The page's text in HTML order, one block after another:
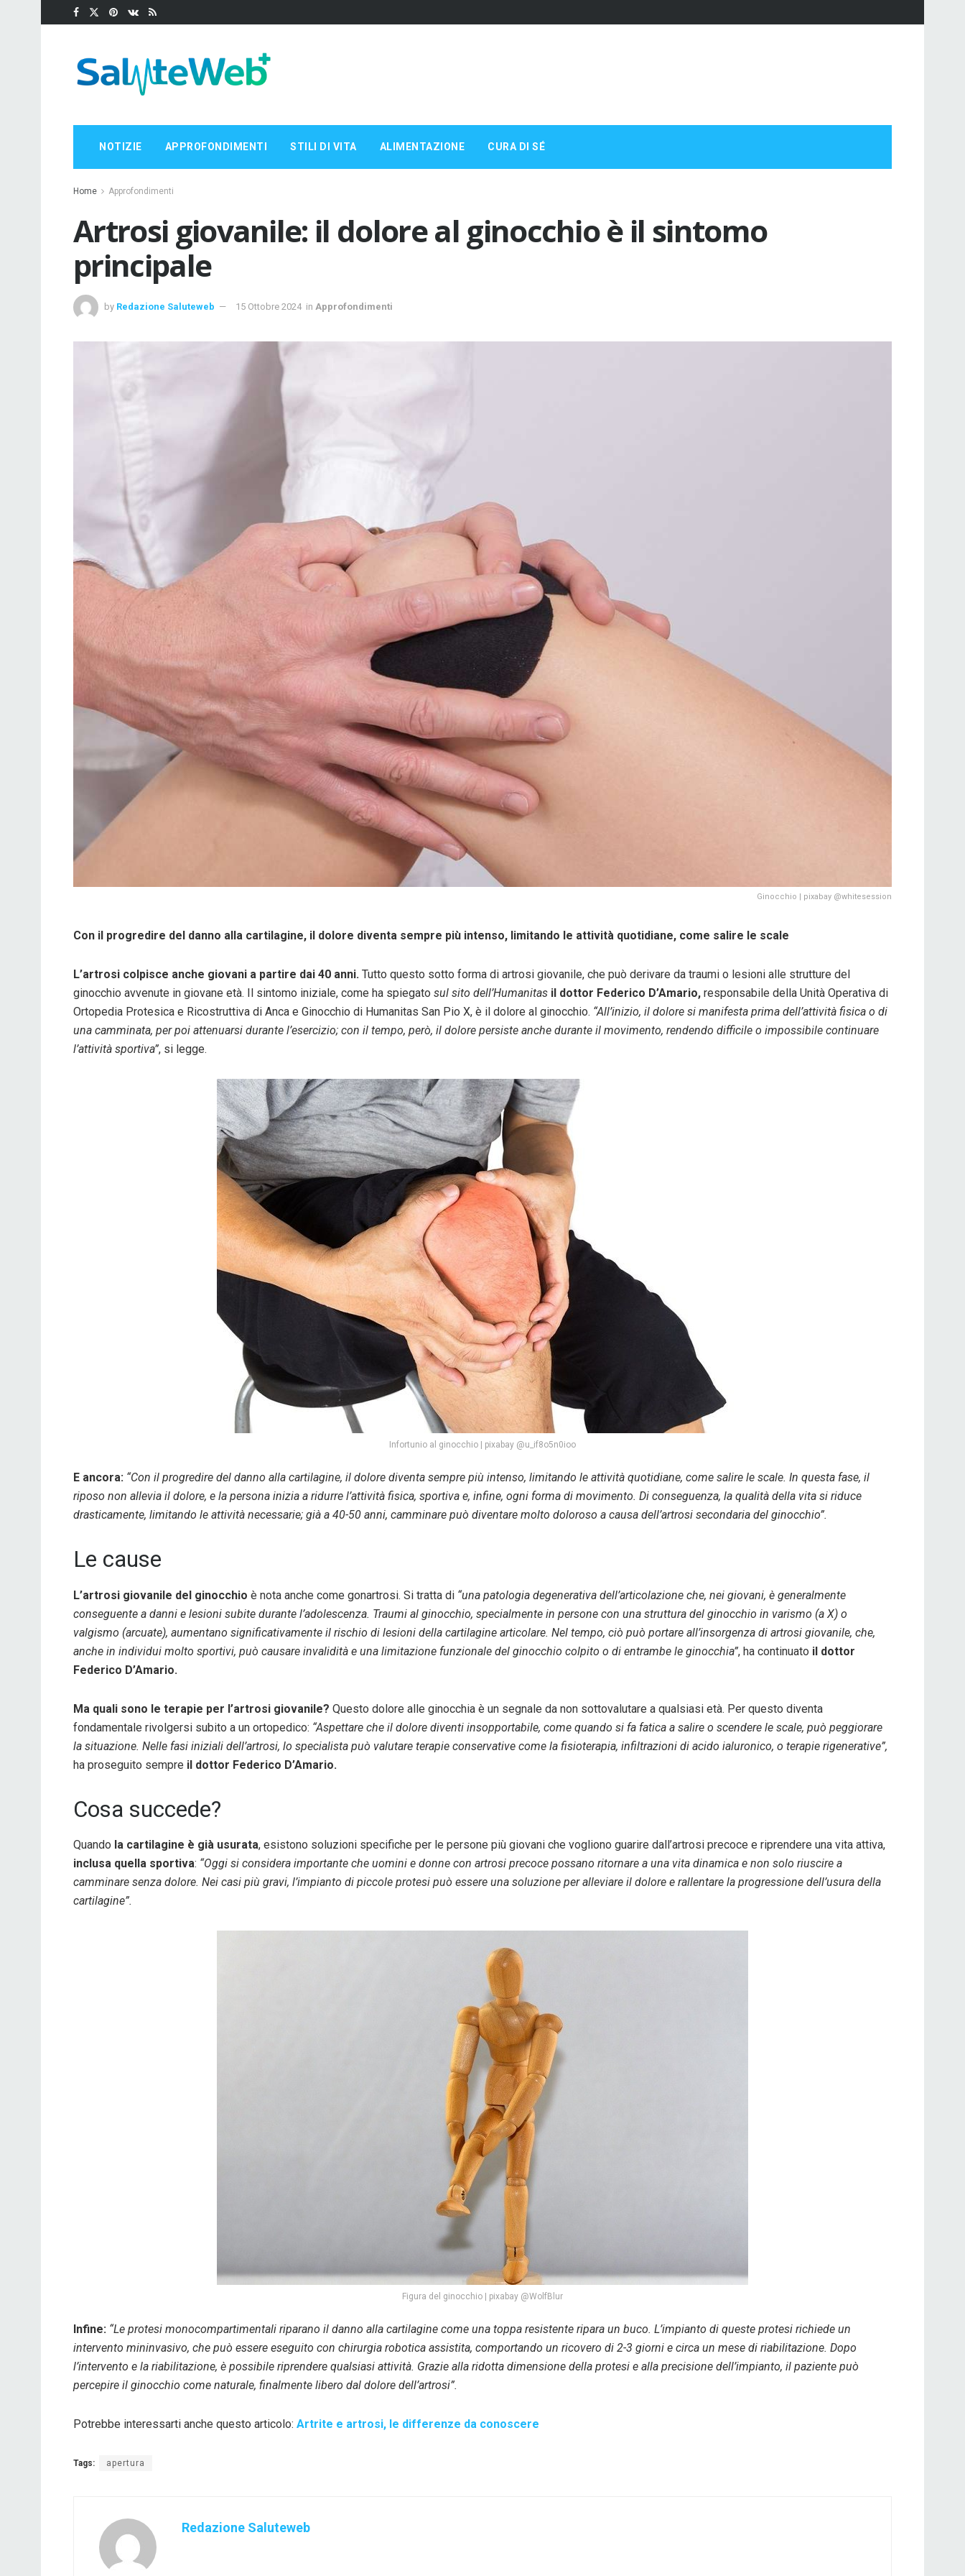
NOTIZIE APPROFONDIMENTI STILI DI VITA ALIMENTAZIONE CURA DI SÉ
Home Approfondimenti
Artrosi giovanile: il dolore al ginocchio è il sintomo
principale
by Redazione Saluteweb 15 Ottobre 2024 in Approfondimenti
Ginocchio | pixabay @whitesession
Con il progredire del danno alla cartilagine, il dolore diventa sempre più intenso, limitando le attività quotidiane, come salire le scale
L’artrosi colpisce anche giovani a partire dai 40 anni. Tutto questo sotto forma di artrosi giovanile, che può derivare da traumi o lesioni alle strutture del
ginocchio avvenute in giovane età. Il sintomo iniziale, come ha spiegato sul sito dell’Humanitas il dottor Federico D’Amario, responsabile della Unità Operativa di
Ortopedia Protesica e Ricostruttiva di Anca e Ginocchio di Humanitas San Pio X, è il dolore al ginocchio. “All’inizio, il dolore si manifesta prima dell’attività fisica o di
una camminata, per poi attenuarsi durante l’esercizio; con il tempo, però, il dolore persiste anche durante il movimento, rendendo difficile o impossibile continuare
l’attività sportiva”, si legge.
Infortunio al ginocchio | pixabay @u_if8o5n0ioo
E ancora: “Con il progredire del danno alla cartilagine, il dolore diventa sempre più intenso, limitando le attività quotidiane, come salire le scale. In questa fase, il
riposo non allevia il dolore, e la persona inizia a ridurre l’attività fisica, sportiva e, infine, ogni forma di movimento. Di conseguenza, la qualità della vita si riduce
drasticamente, limitando le attività necessarie; già a 40-50 anni, camminare può diventare molto doloroso a causa dell’artrosi secondaria del ginocchio”.
Le cause
L’artrosi giovanile del ginocchio è nota anche come gonartrosi. Si tratta di “una patologia degenerativa dell’articolazione che, nei giovani, è generalmente
conseguente a danni e lesioni subite durante l’adolescenza. Traumi al ginocchio, specialmente in persone con una struttura del ginocchio in varismo (a X) o
valgismo (arcuate), aumentano significativamente il rischio di lesioni della cartilagine articolare. Nel tempo, ciò può portare all’insorgenza di artrosi giovanile, che,
anche in individui molto sportivi, può causare invalidità e una limitazione funzionale del ginocchio colpito o di entrambe le ginocchia”, ha continuato il dottor
Federico D’Amario.
Ma quali sono le terapie per l’artrosi giovanile? Questo dolore alle ginocchia è un segnale da non sottovalutare a qualsiasi età. Per questo diventa
fondamentale rivolgersi subito a un ortopedico: “Aspettare che il dolore diventi insopportabile, come quando si fa fatica a salire o scendere le scale, può peggiorare
la situazione. Nelle fasi iniziali dell’artrosi, lo specialista può valutare terapie conservative come la fisioterapia, infiltrazioni di acido ialuronico, o terapie rigenerative”,
ha proseguito sempre il dottor Federico D’Amario.
Cosa succede?
Quando la cartilagine è già usurata, esistono soluzioni specifiche per le persone più giovani che vogliono guarire dall’artrosi precoce e riprendere una vita attiva,
inclusa quella sportiva: “Oggi si considera importante che uomini e donne con artrosi precoce possano ritornare a una vita dinamica e non solo riuscire a
camminare senza dolore. Nei casi più gravi, l’impianto di piccole protesi può essere una soluzione per alleviare il dolore e rallentare la progressione dell’usura della
cartilagine”.
Figura del ginocchio | pixabay @WolfBlur
Infine: “Le protesi monocompartimentali riparano il danno alla cartilagine come una toppa resistente ripara un buco. L’impianto di queste protesi richiede un
intervento mininvasivo, che può essere eseguito con chirurgia robotica assistita, comportando un ricovero di 2-3 giorni e circa un mese di riabilitazione. Dopo
l’intervento e la riabilitazione, è possibile riprendere qualsiasi attività. Grazie alla ridotta dimensione della protesi e alla precisione dell’impianto, il paziente può
percepire il ginocchio come naturale, finalmente libero dal dolore dell’artrosi”.
Potrebbe interessarti anche questo articolo: Artrite e artrosi, le differenze da conoscere
Tags: apertura
Redazione Saluteweb